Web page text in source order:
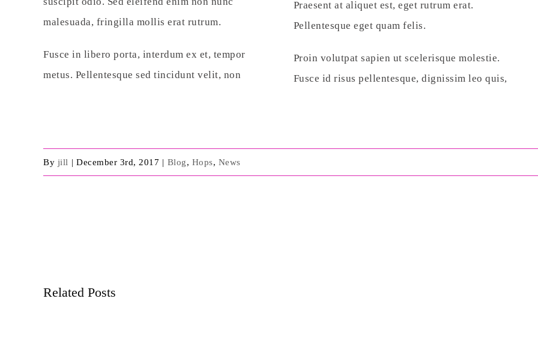
malesuada, fringilla mollis erat rutrum.
Fusce in libero porta, interdum ex et, tempor
metus. Pellentesque sed tincidunt velit, non
Praesent at aliquet est, eget rutrum erat.
Pellentesque eget quam felis.
Proin volutpat sapien ut scelerisque molestie.
Fusce id risus pellentesque, dignissim leo quis,
By jill | December 3rd, 2017 | Blog, Hops, News
Related Posts